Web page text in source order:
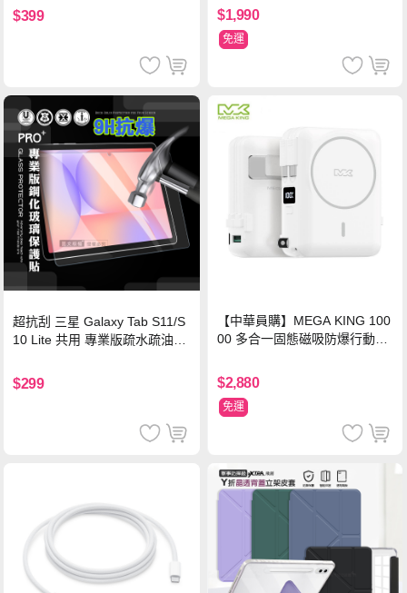
$399 $1,990
免運
超抗刮 三星 Galaxy Tab S11/S
10 Lite 共用 專業版疏水疏油9H
$299
【中華員購】MEGA KING 100
00 多合一固態磁吸防爆行動電
$2,880
免運